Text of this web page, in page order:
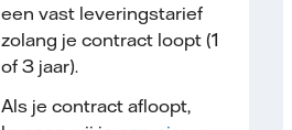
een vast leveringstarief
zolang je contract loopt (1
of 3 jaar).
Als je contract afloopt,